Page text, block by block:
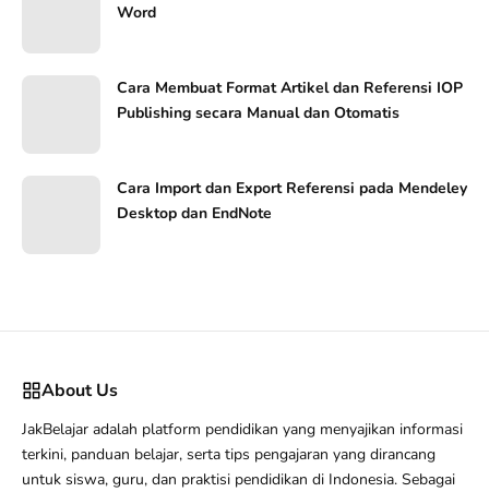
Word
Cara Membuat Format Artikel dan Referensi IOP
Publishing secara Manual dan Otomatis
Cara Import dan Export Referensi pada Mendeley
Desktop dan EndNote
About Us
JakBelajar adalah platform pendidikan yang menyajikan informasi
terkini, panduan belajar, serta tips pengajaran yang dirancang
untuk siswa, guru, dan praktisi pendidikan di Indonesia. Sebagai